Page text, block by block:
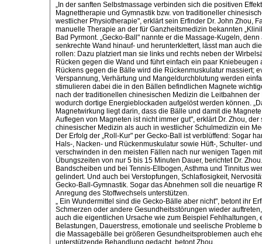
„In der sanften Selbstmassage verbinden sich die positiven
Magnettherapie und Gymnastik bzw. von traditioneller
westlicher Physiotherapie", erklärt sein Erfinder Dr. John Zhou,
manuelle Therapie an der für Ganzheitsmedizin bekannten
Bad Pyrmont. „Gecko-Ball" nannte er die Massage-Kugeln,
senkrechte Wand hinauf- und herunterklettert, lässt man auch
rollen: Dazu platziert man sie links und rechts neben der
Rücken gegen die Wand und führt einfach ein paar Kniebeugen
Rückens gegen die Bälle wird die Rückenmuskulatur massiert;
Verspannung, Verhärtung und Mangeldurchblutung werden
stimulieren dabei die in den Bällen befindlichen Magnete
nach der traditionellen chinesischen Medizin die Leitbahnen der
wodurch dortige Energieblockaden aufgelöst werden können.
Magnetwirkung liegt darin, dass die Bälle und damit die
Auflegen von Magneten ist nicht immer gut", erklärt Dr. Zhou,
chinesischer Medizin als auch in westlicher Schulmedizin ein
Der Erfolg der „Roll-Kur" per Gecko-Ball ist verblüffend: Sogar
Hals-, Nacken- und Rückenmuskulatur sowie Hüft-, Schulter-
verschwinden in den meisten Fällen nach nur wenigen Tagen
Übungszeiten von nur 5 bis 15 Minuten Dauer, berichtet Dr.
Bandscheiben und bei Tennis-Ellbogen, Asthma und Tinnitus
gelindert. Und auch bei Verstopfungen, Schlaflosigkeit,
Gecko-Ball-Gymnastik. Sogar das Abnehmen soll die neuartige
Anregung des Stoffwechsels unterstützen.
„ Ein Wundermittel sind die Gecko-Bälle aber nicht", betont ihr
Schmerzen oder andere Gesundheitsstörungen wieder
auch die eigentlichen Ursache wie zum Beispiel Fehlhaltungen,
Belastungen, Dauerstress, emotionale und seelische Probleme
die Massagebälle bei größeren Gesundheitsproblemen auch
unterstützende Behandlung gedacht, betont Zhou.